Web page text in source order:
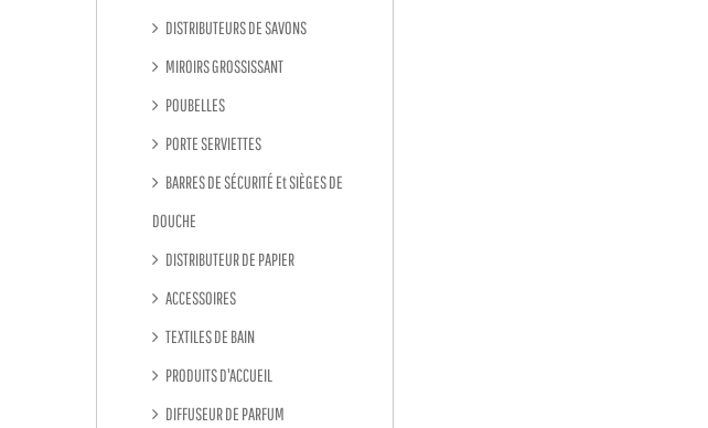
DISTRIBUTEURS DE SAVONS
MIROIRS GROSSISSANT
POUBELLES
PORTE SERVIETTES
BARRES DE SÉCURITÉ Et SIÈGES DE
DOUCHE
DISTRIBUTEUR DE PAPIER
ACCESSOIRES
TEXTILES DE BAIN
PRODUITS D'ACCUEIL
DIFFUSEUR DE PARFUM